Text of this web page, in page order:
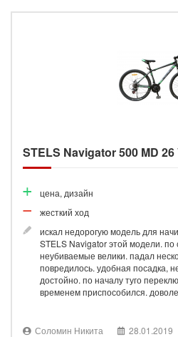
STELS Navigator 500 MD 26
цена, дизайн
жесткий ход
искал недорогую модель для
STELS Navigator этой модели. по
неубиваемые велики. падал
повредилось. удобная посадка,
достойно. по началу туго
временем приспособился.
Соломин Никита 28.01.2019